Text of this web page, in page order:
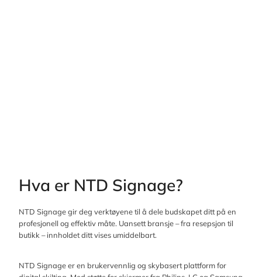
Hva er NTD Signage?
NTD Signage gir deg verktøyene til å dele budskapet ditt på en
profesjonell og effektiv måte. Uansett bransje – fra resepsjon til
butikk – innholdet ditt vises umiddelbart.
NTD Signage er en brukervennlig og skybasert plattform for